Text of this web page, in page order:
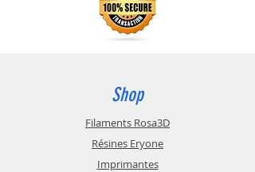
Shop
Filaments Rosa3D
Résines Eryone
Imprimantes